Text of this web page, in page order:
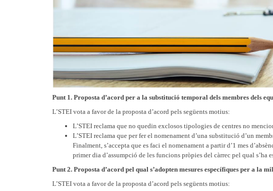
Punt 1. Proposta d’acord per a la substitució temporal dels membres dels
L’STEI vota a favor de la proposta d’acord pels següents motius:
L’STEI reclama que no quedin exclosos tipologies de centres no
L’STEI reclama que per fer el nomenament d’una substitució d’un
Finalment, s’accepta que es faci el nomenament a partir d’1 mes
primer dia d’assumpció de les funcions pròpies del càrrec pel qual s’ha
Punt 2. Proposta d’acord pel qual s’adopten mesures específiques per a la
L’STEI vota a favor de la proposta d’acord pels següents motius: